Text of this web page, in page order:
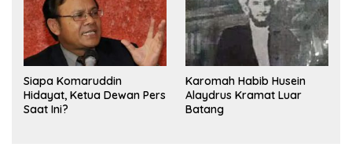
Siapa Komaruddin
Hidayat, Ketua Dewan Pers
Saat Ini?
Karomah Habib Husein
Alaydrus Kramat Luar
Batang